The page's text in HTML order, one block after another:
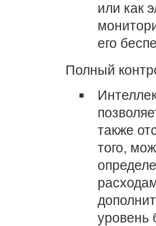
или как
его
Полный
также
того,
уровень